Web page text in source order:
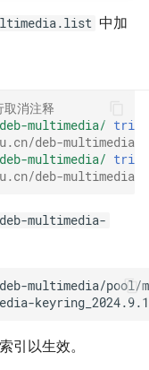
中加
消注释
multimedia/
deb-
multimedia/
deb-
deb-multimedia-
引以生效。